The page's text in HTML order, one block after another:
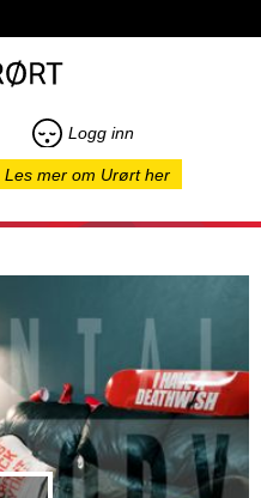
Logg inn
Les mer om Urørt her